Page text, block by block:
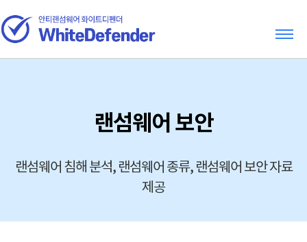
랜섬웨어 보안
랜섬웨어 침해 분석, 랜섬웨어 종류, 랜섬웨어 보안 자료
제공